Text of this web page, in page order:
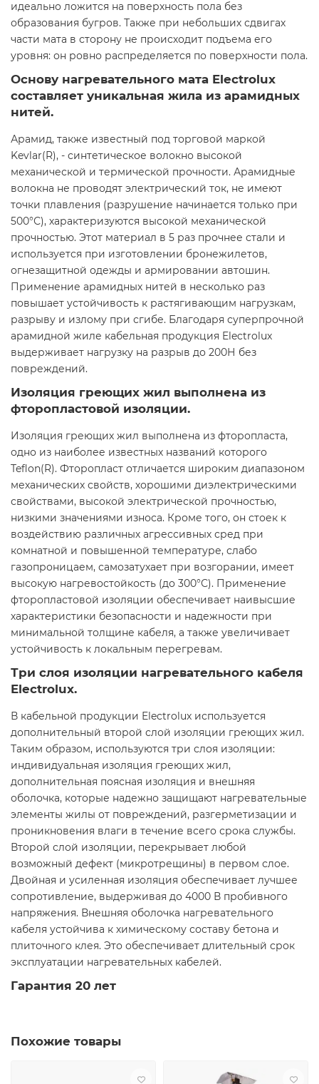
идеально ложится на поверхность пола без
образования бугров. Также при небольших сдвигах
части мата в сторону не происходит подъема его
уровня: он ровно распределяется по поверхности пола.
Основу нагревательного мата Electrolux
составляет уникальная жила из арамидных
нитей.
Арамид, также известный под торговой маркой
Kevlar(R), - синтетическое волокно высокой
механической и термической прочности. Арамидные
волокна не проводят электрический ток, не имеют
точки плавления (разрушение начинается только при
500°С), характеризуются высокой механической
прочностью. Этот материал в 5 раз прочнее стали и
используется при изготовлении бронежилетов,
огнезащитной одежды и армировании автошин.
Применение арамидных нитей в несколько раз
повышает устойчивость к растягивающим нагрузкам,
разрыву и излому при сгибе. Благодаря суперпрочной
арамидной жиле кабельная продукция Electrolux
выдерживает нагрузку на разрыв до 200Н без
повреждений.
Изоляция греющих жил выполнена из
фторопластовой изоляции.
Изоляция греющих жил выполнена из фторопласта,
одно из наиболее известных названий которого
Teflon(R). Фторопласт отличается широким диапазоном
механических свойств, хорошими диэлектрическими
свойствами, высокой электрической прочностью,
низкими значениями износа. Кроме того, он стоек к
воздействию различных агрессивных сред при
комнатной и повышенной температуре, слабо
газопроницаем, самозатухает при возгорании, имеет
высокую нагревостойкость (до 300°С). Применение
фторопластовой изоляции обеспечивает наивысшие
характеристики безопасности и надежности при
минимальной толщине кабеля, а также увеличивает
устойчивость к локальным перегревам.
Три слоя изоляции нагревательного кабеля
Electrolux.
В кабельной продукции Electrolux используется
дополнительный второй слой изоляции греющих жил.
Таким образом, используются три слоя изоляции:
индивидуальная изоляция греющих жил,
дополнительная поясная изоляция и внешняя
оболочка, которые надежно защищают нагревательные
элементы жилы от повреждений, разгерметизации и
проникновения влаги в течение всего срока службы.
Второй слой изоляции, перекрывает любой
возможный дефект (микротрещины) в первом слое.
Двойная и усиленная изоляция обеспечивает лучшее
сопротивление, выдерживая до 4000 В пробивного
напряжения. Внешняя оболочка нагревательного
кабеля устойчива к химическому составу бетона и
плиточного клея. Это обеспечивает длительный срок
эксплуатации нагревательных кабелей.
Гарантия 20 лет
Похожие товары